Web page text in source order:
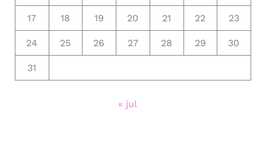
17 18 19 20 21 22 23
24 25 26 27 28 29 30
31
« jul